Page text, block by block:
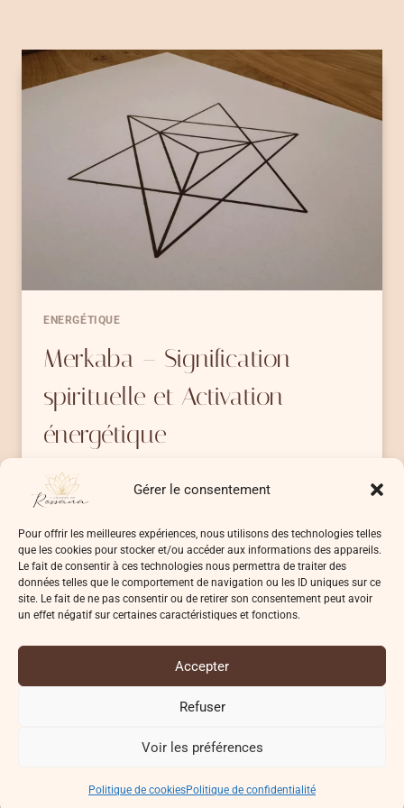
Gérer le consentement
Pour offrir les meilleures expériences, nous utilisons des technologies telles
que les cookies pour stocker et/ou accéder aux informations des appareils.
Le fait de consentir à ces technologies nous permettra de traiter des
données telles que le comportement de navigation ou les ID uniques sur ce
site. Le fait de ne pas consentir ou de retirer son consentement peut avoir
un effet négatif sur certaines caractéristiques et fonctions.
Accepter
Refuser
Voir les préférences
Politique de cookiesPolitique de confidentialité
ENERGÉTIQUE
Merkaba – Signification
spirituelle et Activation
énergétique
Tu as sans doute déjà entendu parler de
la Merkaba, ce symbole…
LIRE LA SUITEMERKABA
SIGNIFICATION
SPIRITUELLE
ET
© 2026 L'UNIVERS DE ROSSANA
Conditions Générales de Vente (CGV)
Politique de confidentialité